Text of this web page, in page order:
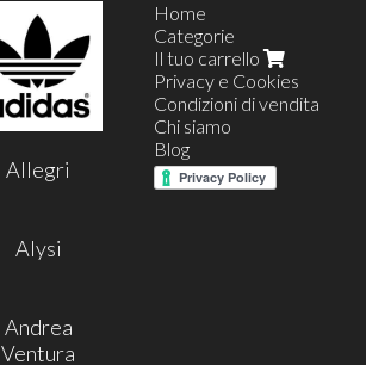
Allegri
Alysi
Andrea
Ventura
Home
Categorie
Il tuo carrello
Privacy e Cookies
Condizioni di vendita
Chi siamo
Blog